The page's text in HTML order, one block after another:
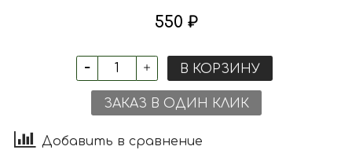
550 ₽
В КОРЗИНУ
ЗАКАЗ В ОДИН КЛИК
Добавить в сравнение